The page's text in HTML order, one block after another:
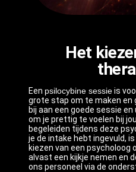
Het
Een psilocybine sessieis
grote stap om te maken en
bij aan een goede sessie
om je prettig te voelen bij
begeleiden tijdens deze
je de intake hebt ingevuld,
kiezen van een psycholoog
alvast een kijkje nemen en
ons personeel via de